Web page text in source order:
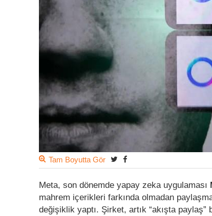
Tam Boyutta Gör
Meta, son dönemde yapay zeka uygulaması
mahrem içerikleri farkında olmadan
değişiklik yaptı. Şirket, artık “akışta paylaş”